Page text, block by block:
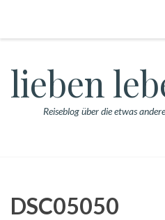
lieben
Reiseblog über die etwas
DSC05050